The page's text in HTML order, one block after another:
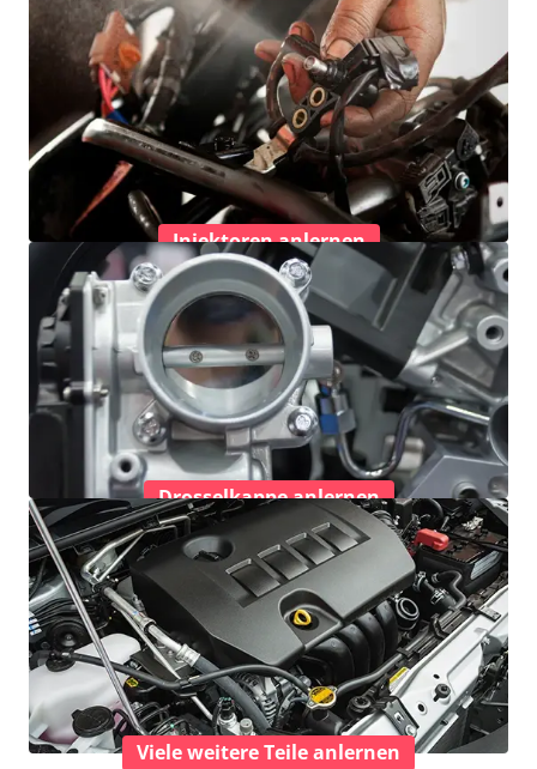
Injektoren anlernen
Drosselkappe anlernen
Viele weitere Teile anlernen